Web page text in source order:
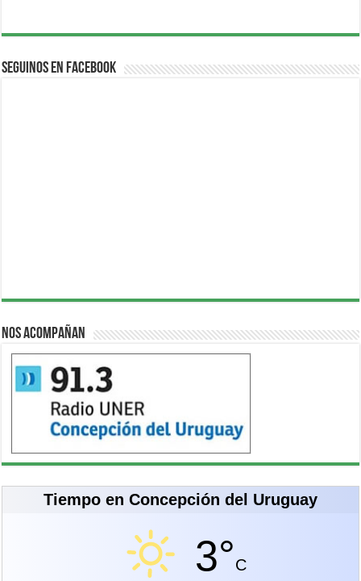
Seguinos en Facebook
Nos acompañan
Tiempo en Concepción del Uruguay
3°C